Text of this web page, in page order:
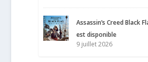
Assassin’s Creed Black
est disponible
9 juillet 2026